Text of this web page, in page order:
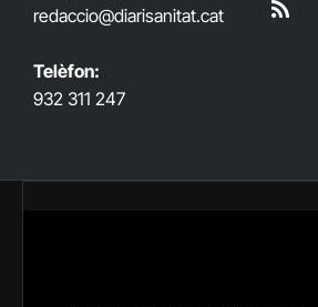
redaccio@diarisanitat.cat
Telèfon:
932 311 247
RSS